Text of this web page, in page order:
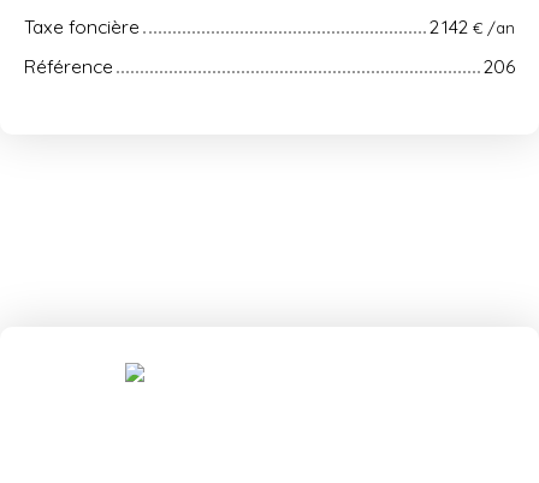
Taxe foncière
2 142 € /an
Référence 206